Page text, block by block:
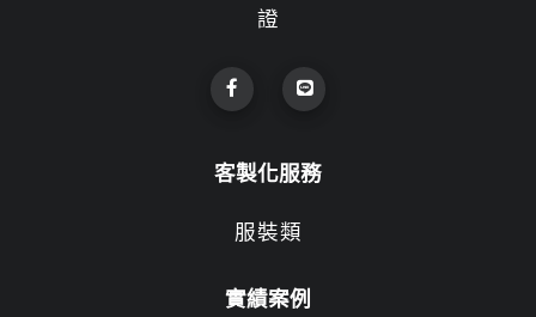
證
客製化服務
服裝類
實績案例